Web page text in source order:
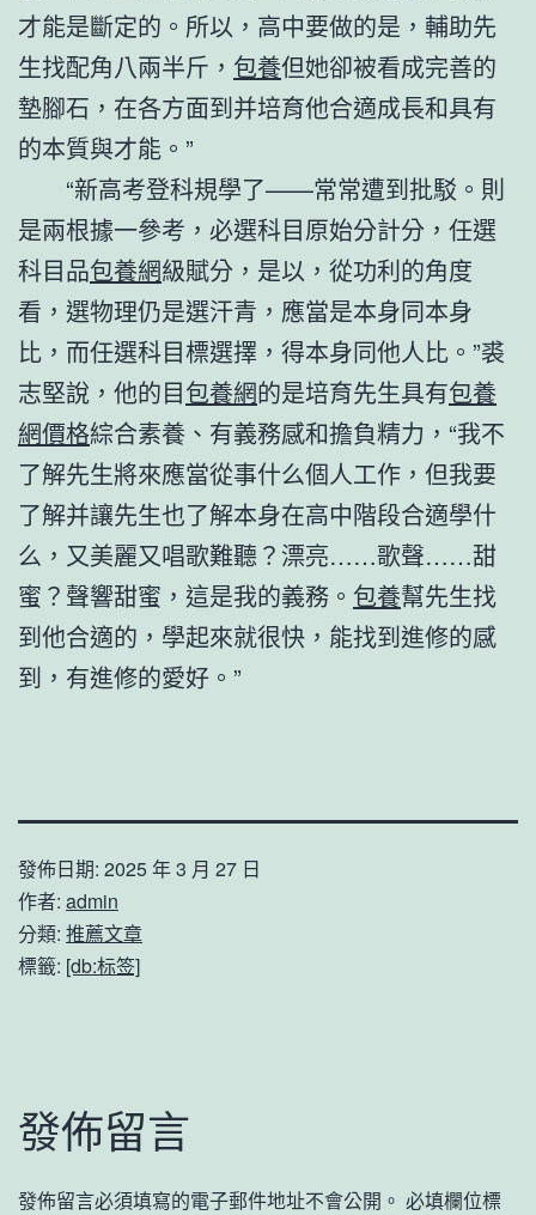
才能是斷定的。所以，高中要做的是，輔助先
生找配角八兩半斤， 包養但她卻被看成完善的
墊腳石，在各方面到并培育他合適成長和具有
的本質與才能。”
“新高考登科規學了——常常遭到批駁。則
是兩根據一參考，必選科目原始分計分，任選
科目品包養網級賦分，是以，從功利的角度
看，選物理仍是選汗青，應當是本身同本身
比，而任選科目標選擇，得本身同他人比。”裘
志堅說，他的目包養網的是培育先生具有包養
網價格綜合素養、有義務感和擔負精力，“我不
了解先生將來應當從事什么個人工作，但我要
了解并讓先生也了解本身在高中階段合適學什
么，又美麗又唱歌難聽？漂亮……歌聲……甜
蜜？聲響甜蜜，這是我的義務。 包養幫先生找
到他合適的，學起來就很快，能找到進修的感
到，有進修的愛好。”
發佈日期: 2025 年 3 月 27 日
作者: admin
分類: 推薦文章
標籤: [db:标签]
發佈留言
發佈留言必須填寫的電子郵件地址不會公開。 必填欄位標